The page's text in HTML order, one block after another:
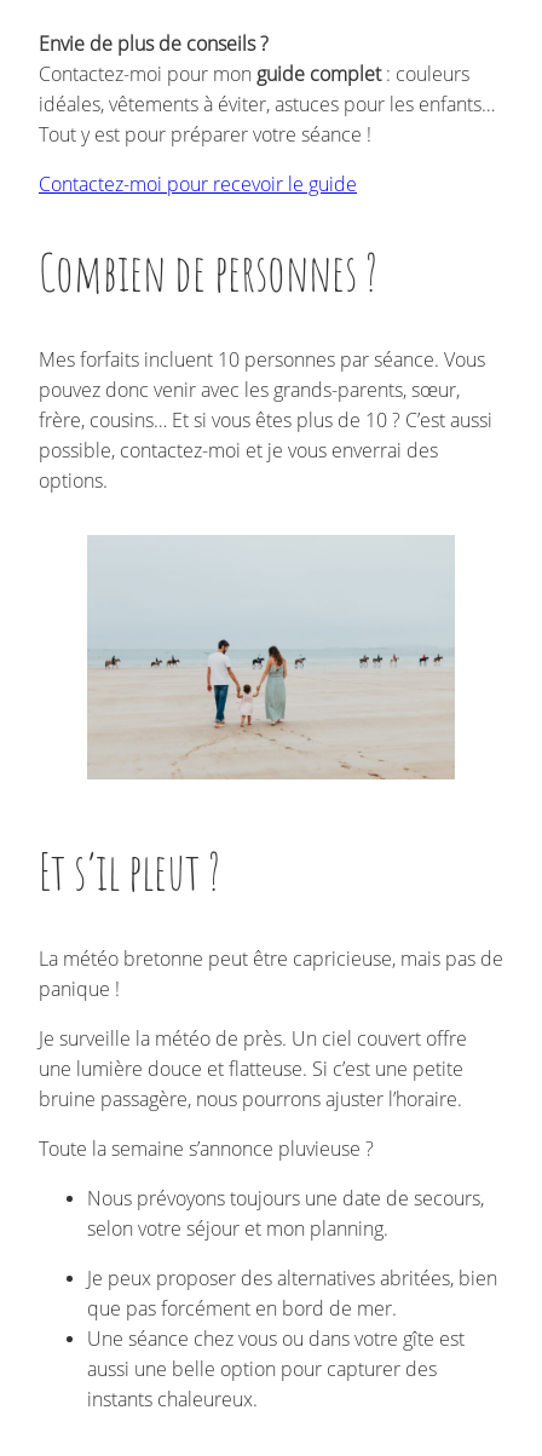
Envie de plus de conseils ?
Contactez-moi pour mon guide complet: couleurs
idéales, vêtements à éviter, astuces pour les enfants…
Tout y est pour préparer votre séance !
Contactez-moi pour recevoir le guide
Combien de personnes ?
Mes forfaits incluent 10 personnes par séance. Vous
pouvez donc venir avec les grands-parents, sœur,
frère, cousins… Et si vous êtes plus de 10 ? C’est aussi
possible, contactez-moi et je vous enverrai des
options.
Et s’il pleut ?
La météo bretonne peut être capricieuse, mais pas de
panique !
Je surveille la météo de près. Un ciel couvert offre
une lumière douce et flatteuse. Si c’est une petite
bruine passagère, nous pourrons ajuster l’horaire.
Toute la semaine s’annonce pluvieuse ?
Nous prévoyons toujours une date de secours,
selon votre séjour et mon planning.
Je peux proposer des alternatives abritées, bien
que pas forcément en bord de mer.
Une séance chez vous ou dans votre gîte est
aussi une belle option pour capturer des
instants chaleureux.